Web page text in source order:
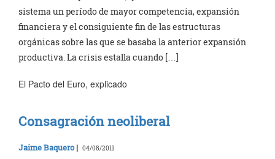
sistema un período de mayor competencia, expansión
financiera y el consiguiente fin de las estructuras
orgánicas sobre las que se basaba la anterior expansión
productiva. La crisis estalla cuando […]
El Pacto del Euro, explicado
Consagración neoliberal
Jaime Baquero| 04/08/2011